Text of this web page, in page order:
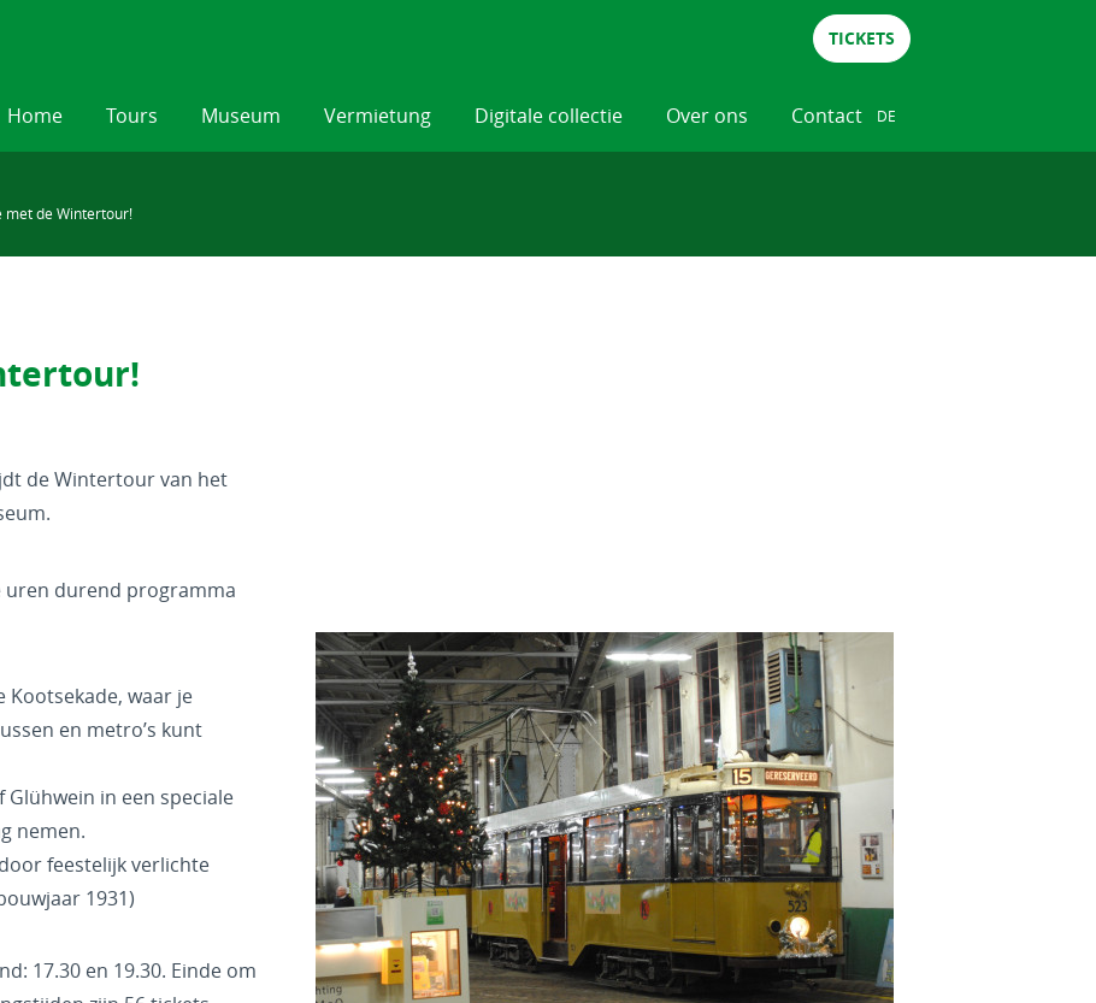
TICKETS
Home Tours Museum Vermietung Digitale collectie Over ons Contact DE
met de Wintertour!
de Wintertour van het
uren durend programma
Kootsekade, waar je
en metro’s kunt
Glühwein in een speciale
nemen.
feestelijk verlichte
1931)
17.30 en 19.30. Einde om